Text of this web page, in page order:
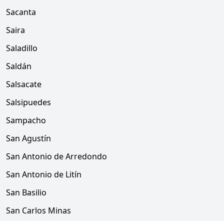
Sacanta
Saira
Saladillo
Saldán
Salsacate
Salsipuedes
Sampacho
San Agustín
San Antonio de Arredondo
San Antonio de Litín
San Basilio
San Carlos Minas